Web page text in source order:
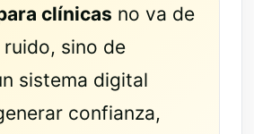
clínicas no va de
ruido, sino de
sistema digital
confianza,